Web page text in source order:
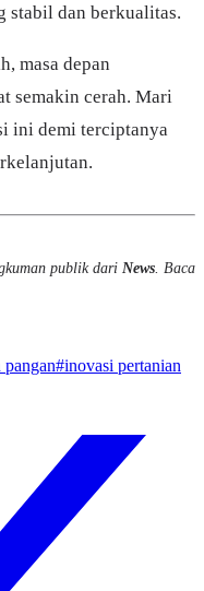
stabil dan berkualitas.
masa depan
semakin cerah. Mari
ini demi terciptanya
publik dari News . Baca
pangan#inovasi pertanian